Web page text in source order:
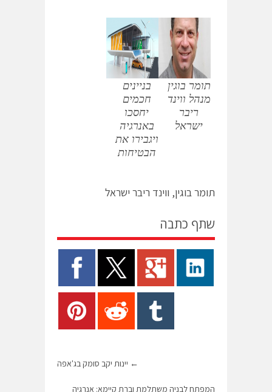
תומר בוגין
מנהל ווינד
ריבר
ישראל
בניינים
חכמים
יחסכו
באנרגיה
ויגבירו את
הבטיחות
תומר בוגין, ווינד ריבר ישראל
שתף כתבה
← יינות יקב סומק בג'אפה
המפתח לבניה משתלמת וברת קיימא: אנרגיה